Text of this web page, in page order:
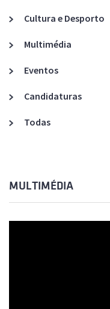
Cultura e Desporto
Multimédia
Eventos
Candidaturas
Todas
MULTIMÉDIA